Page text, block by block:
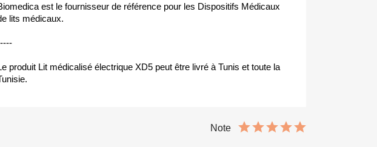
est le fournisseur de référence pour les Dispositifs Médicaux
lits médicaux.
produit Lit médicalisé électrique XD5 peut être livré à Tunis et toute la
Note